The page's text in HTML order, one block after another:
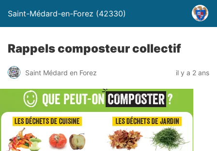
Saint-Médard-en-Forez (42330)
Rappels composteur collectif
Saint Médard en Forez il y a 2 ans